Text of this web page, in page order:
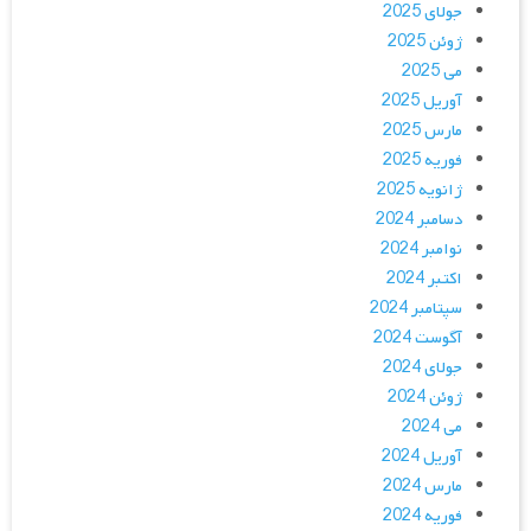
جولای 2025
ژوئن 2025
می 2025
آوریل 2025
مارس 2025
فوریه 2025
ژانویه 2025
دسامبر 2024
نوامبر 2024
اکتبر 2024
سپتامبر 2024
آگوست 2024
جولای 2024
ژوئن 2024
می 2024
آوریل 2024
مارس 2024
فوریه 2024